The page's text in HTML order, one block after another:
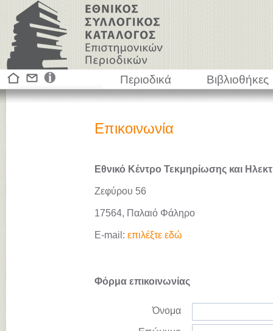
Περιοδικά Βιβλιοθήκες
Επικοινωνία
Εθνικό Κέντρο Τεκμηρίωσης και
Ζεφύρου 56
17564, Παλαιό Φάληρο
E-mail: επιλέξτε εδώ
Φόρμα επικοινωνίας
Όνομα